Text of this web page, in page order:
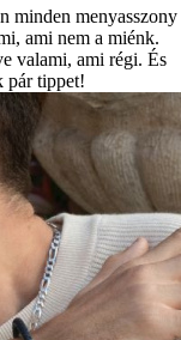
minden menyasszony
ami nem a miénk.
valami, ami régi. És
pár tippet!